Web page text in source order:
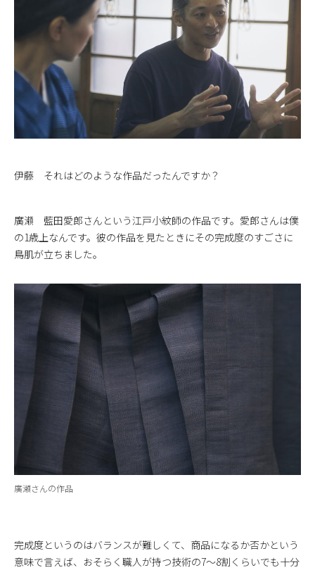
伊藤 それはどのような作品だったんですか？
廣瀬 藍田愛郎さんという江戸小紋師の作品です。愛郎さんは僕
の1歳上なんです。彼の作品を見たときにその完成度のすごさに
鳥肌が立ちました。
廣瀬さんの作品
完成度というのはバランスが難しくて、商品になるか否かという
意味で言えば、おそらく職人が持つ技術の7～8割くらいでも十分